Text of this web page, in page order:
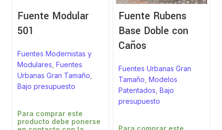
Fuente Modular
501
Fuentes Modernistas y
Modulares ,Fuentes
Urbanas Gran Tamaño
Bajo presupuesto
Para comprar este
producto debe ponerse
Fuente Rubens
Base Doble con
Caños
Fuentes Urbanas Gran
Tamaño Modelos
Patentados Bajo
presupuesto
Para comprar este